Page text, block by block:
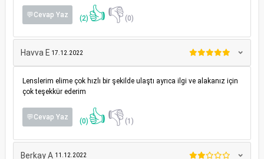
💬Cevap Yaz (2) 👍👎(0)
Havva E 17.12.2022
Lenslerim elime çok hızlı bir şekilde ulaştı ayrıca ilgi ve alakanız için
çok teşekkür ederim
💬Cevap Yaz (0) 👍👎(1)
Berkay A 11.12.2022